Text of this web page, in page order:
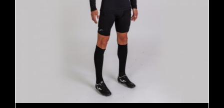
elegir
en
página
de
producto